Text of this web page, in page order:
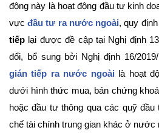
động này là hoạt động đầu tư kinh
vựcđầu tư ra nước ngoài, quy
tiếp lại được đề cập tại Nghị định
đổi, bổ sung bởi Nghị định 16/
gián tiếp ra nước ngoài là hoạt
dưới hình thức mua, bán chứng
hoặc đầu tư thông qua các quỹ
chế tài chính trung gian khác ở nước